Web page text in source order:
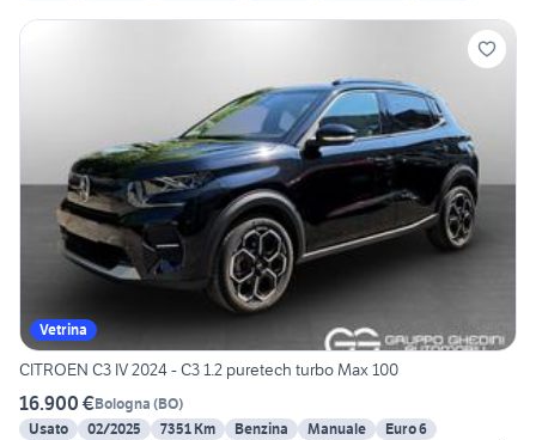
Vetrina
CITROEN C3 IV 2024 - C3 1.2 puretech turbo Max 100
16.900 €Bologna (BO)
Usato
02/2025 7351 Km Benzina Manuale
Euro 6